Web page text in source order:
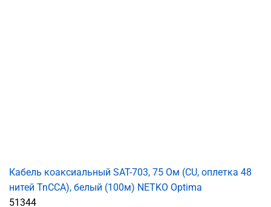
Кабель коаксиальный SAT-703, 75 Ом (CU, оплетка 48
нитей TnCCA), белый (100м) NETKO Optima
51344